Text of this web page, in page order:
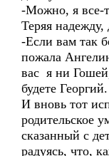
-Можно, я все-
Теряя надежду,
-Если вам так
пожала
вас я ни
будете Георгий.
И вновь тот
родительское
сказанный с
радуясь, что,